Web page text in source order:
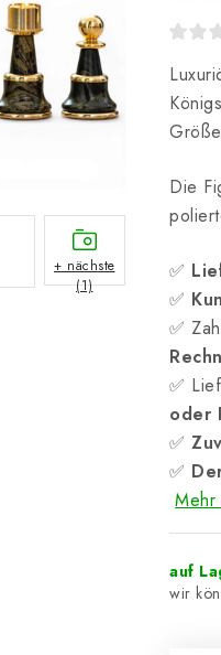
Die
✅
✅
✅
✅
oder
✅
✅
Mehr
auf
+ nächste
(1)